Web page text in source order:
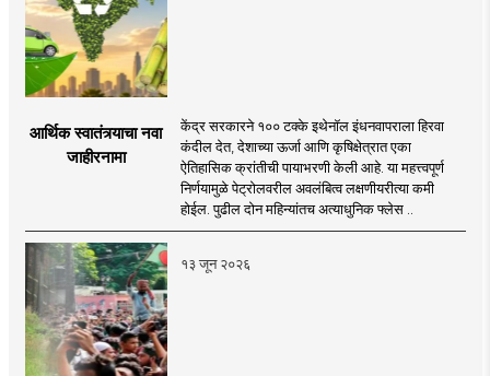
आर्थिक स्वातंत्र्याचा नवा
जाहीरनामा
केंद्र सरकारने १०० टक्के इथेनॉल इंधनवापराला हिरवा
कंदील देत, देशाच्या ऊर्जा आणि कृषिक्षेत्रात एका
ऐतिहासिक क्रांतीची पायाभरणी केली आहे. या महत्त्वपूर्ण
निर्णयामुळे पेट्रोलवरील अवलंबित्व लक्षणीयरीत्या कमी
होईल. पुढील दोन महिन्यांतच अत्याधुनिक फ्लेस ..
१३ जून २०२६